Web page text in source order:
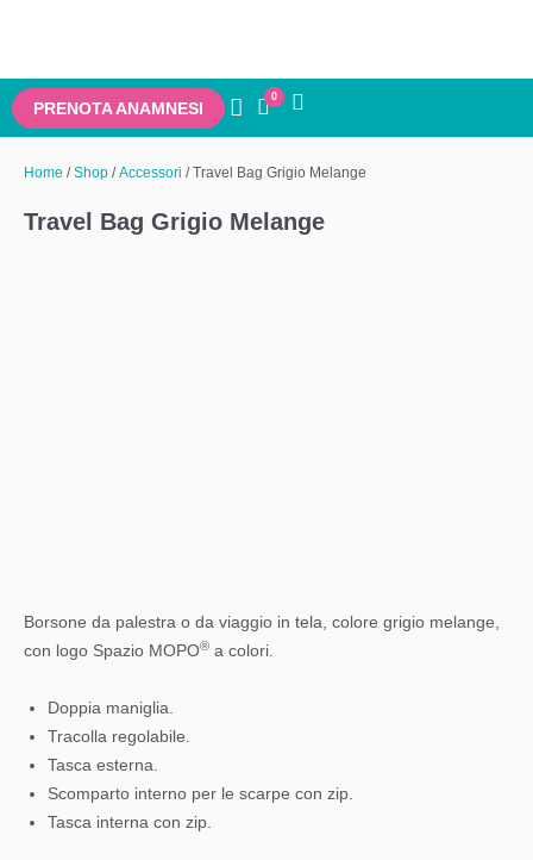
PRENOTA ANAMNESI
0
Home /Shop /Accessori / Travel Bag Grigio Melange
Travel Bag Grigio Melange
Borsone da palestra o da viaggio in tela, colore grigio melange,
con logo Spazio MOPO® a colori.
Doppia maniglia.
Tracolla regolabile.
Tasca esterna.
Scomparto interno per le scarpe con zip.
Tasca interna con zip.